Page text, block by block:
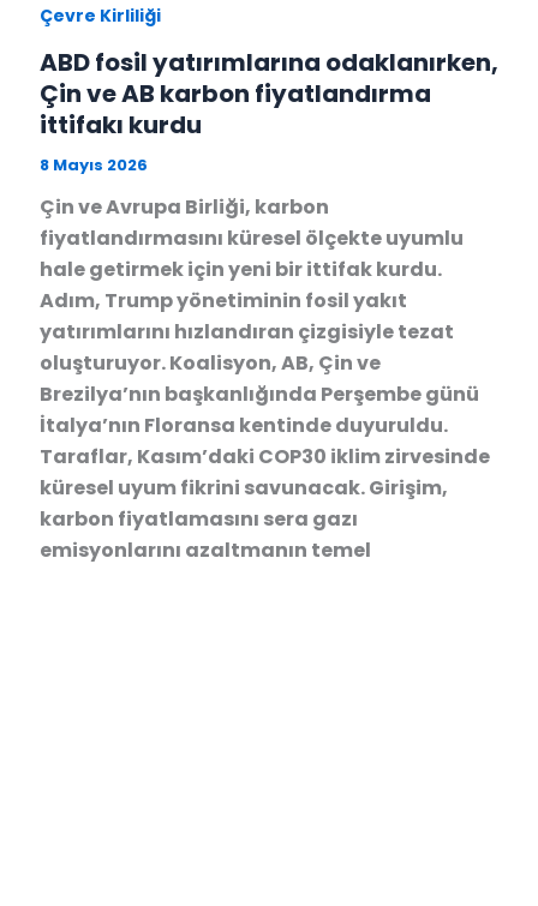
Çevre Kirliliği
ABD fosil yatırımlarına odaklanırken,
Çin ve AB karbon fiyatlandırma
ittifakı kurdu
8 Mayıs 2026
Çin ve Avrupa Birliği, karbon
fiyatlandırmasını küresel ölçekte uyumlu
hale getirmek için yeni bir ittifak kurdu.
Adım, Trump yönetiminin fosil yakıt
yatırımlarını hızlandıran çizgisiyle tezat
oluşturuyor. Koalisyon, AB, Çin ve
Brezilya’nın başkanlığında Perşembe günü
İtalya’nın Floransa kentinde duyuruldu.
Taraflar, Kasım’daki COP30 iklim zirvesinde
küresel uyum fikrini savunacak. Girişim,
karbon fiyatlamasını sera gazı
emisyonlarını azaltmanın temel